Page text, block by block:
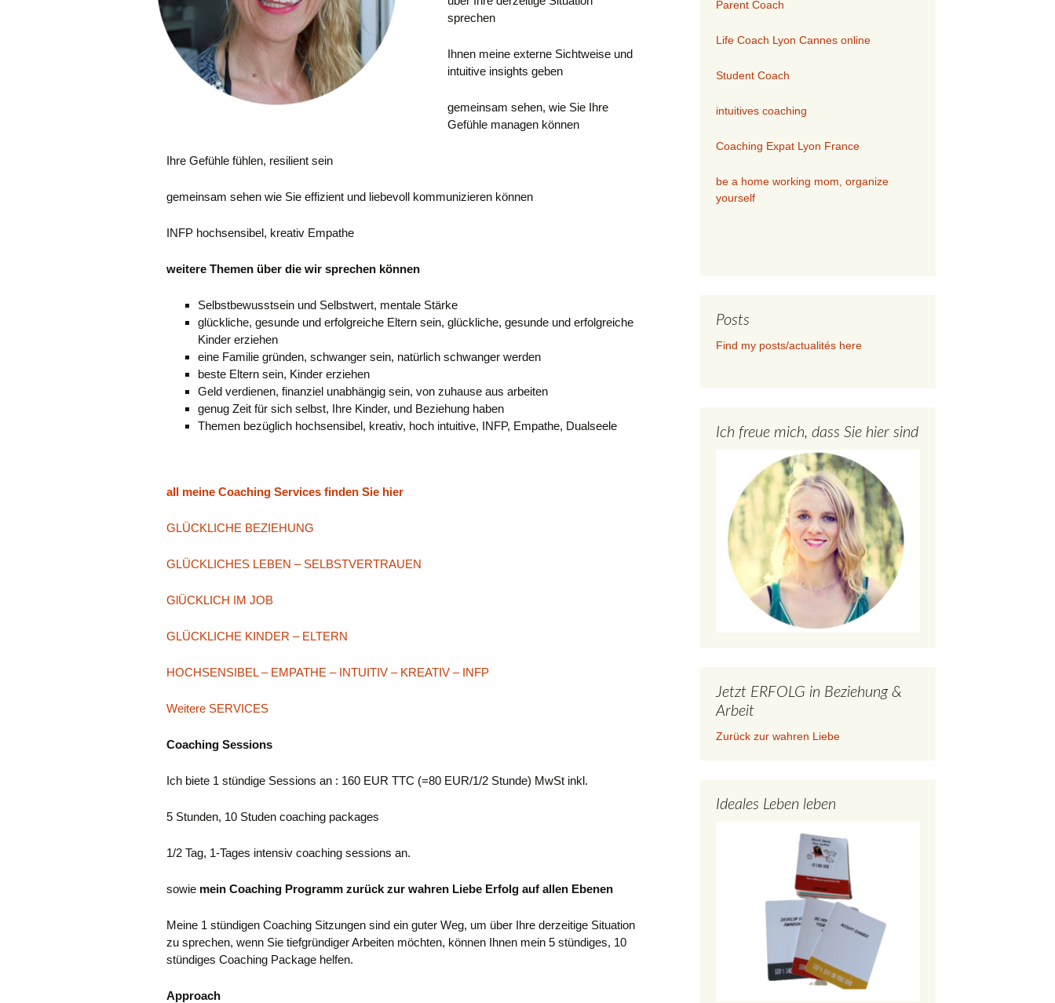
sprechen
Ihnen meine externe Sichtweise und
intuitive insights geben
gemeinsam sehen, wie Sie Ihre
Gefühle managen können
Ihre Gefühle fühlen, resilient sein
gemeinsam sehen wie Sie effizient und liebevoll kommunizieren können
INFP hochsensibel, kreativ Empathe
weitere Themen über die wir sprechen können
Selbstbewusstsein und Selbstwert, mentale Stärke
glückliche, gesunde und erfolgreiche Eltern sein, glückliche, gesunde und erfolgreiche
Kinder erziehen
eine Familie gründen, schwanger sein, natürlich schwanger werden
beste Eltern sein, Kinder erziehen
Geld verdienen, finanziel unabhängig sein, von zuhause aus arbeiten
genug Zeit für sich selbst, Ihre Kinder, und Beziehung haben
Themen bezüglich hochsensibel, kreativ, hoch intuitive, INFP, Empathe, Dualseele
all meine Coaching Services finden Sie hier
GLÜCKLICHE BEZIEHUNG
GLÜCKLICHES LEBEN – SELBSTVERTRAUEN
GlÜCKLICH IM JOB
GLÜCKLICHE KINDER – ELTERN
HOCHSENSIBEL – EMPATHE – INTUITIV – KREATIV – INFP
Weitere SERVICES
Coaching Sessions
Ich biete 1 stündige Sessions an : 160 EUR TTC (=80 EUR/1/2 Stunde) MwSt inkl.
5 Stunden, 10 Studen coaching packages
1/2 Tag, 1-Tages intensiv coaching sessions an.
sowie mein Coaching Programm zurück zur wahren Liebe Erfolg auf allen Ebenen
Meine 1 stündigen Coaching Sitzungen sind ein guter Weg, um über Ihre derzeitige Situation
zu sprechen, wenn Sie tiefgründiger Arbeiten möchten, können Ihnen mein 5 stündiges, 10
stündiges Coaching Package helfen.
Approach
Parent Coach
Life Coach Lyon Cannes online
Student Coach
intuitives coaching
Coaching Expat Lyon France
be a home working mom, organize
yourself
Posts
Find my posts/actualités here
Ich freue mich, dass Sie hier sind
Jetzt ERFOLG in Beziehung &
Arbeit
Zurück zur wahren Liebe
Ideales Leben leben